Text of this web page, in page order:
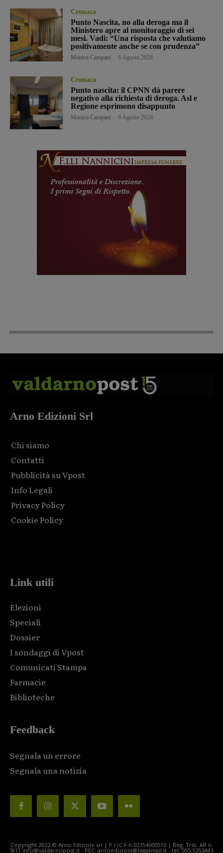
Cronaca
Punto Nascita, no alla deroga ma il
Ministero apre al monitoraggio di sei
mesi. Vadi: “Una risposta che valutiamo
positivamente anche se con prudenza”
Monica Campani 6 Agosto 2026
Cronaca
Punto nascita: il CPNN dà parere
negativo alla richiesta di deroga. Asl e
Regione esprimono disappunto
Monica Campani 6 Agosto 2026
Arno Edizioni Srl
Chi siamo
Contatti
Pubblicità su Vpost
Info Legali
Privacy Policy
Cookie Policy
Link utili
Elezioni
Speciali
Dossier
I sondaggi di Vpost
Comunicati Stampa
Farmacie
Biblioteche
Feedback
Segnala un errore
Segnala una notizia
Copyright 2022 © Arno Edizioni srl | P.I./C.F n.02314000510 | Reg. Trib. AR n.
9/11 info@valdarnopost.it - PEC: arnoedizioni@legalmail.it - tel. 055.5353443